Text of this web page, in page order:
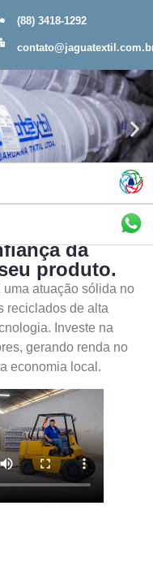
(88) 3418-1292
da
produto.
atuação sólida no
reciclados de alta
Investe na
gerando renda no
economia local.